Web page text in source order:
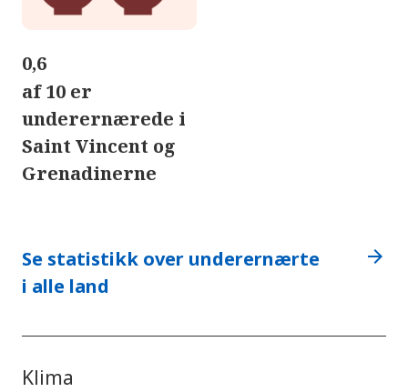
0,6
af 10 er
underernærede i
Saint Vincent og
Grenadinerne
Se statistikk over underernærte
i alle land
arrow_forward
Klima